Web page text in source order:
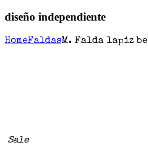
diseño independiente
HomeFaldasM. Falda lapiz
Sale